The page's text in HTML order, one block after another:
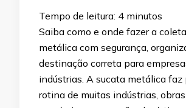
Tempo de leitura: 4 minutos
Saiba como e onde fazer a
metálica com segurança,
destinação correta para
indústrias. A sucata metálica faz
rotina de muitas indústrias, obras,